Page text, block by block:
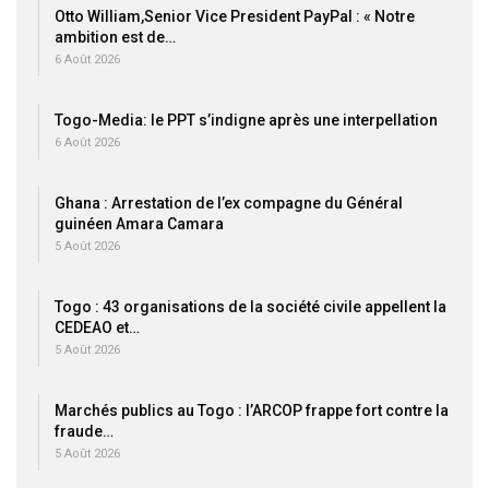
Otto William,Senior Vice President PayPal : « Notre
ambition est de…
6 Août 2026
Togo-Media: le PPT s’indigne après une interpellation
6 Août 2026
Ghana : Arrestation de l’ex compagne du Général
guinéen Amara Camara
5 Août 2026
Togo : 43 organisations de la société civile appellent la
CEDEAO et…
5 Août 2026
Marchés publics au Togo : l’ARCOP frappe fort contre la
fraude…
5 Août 2026